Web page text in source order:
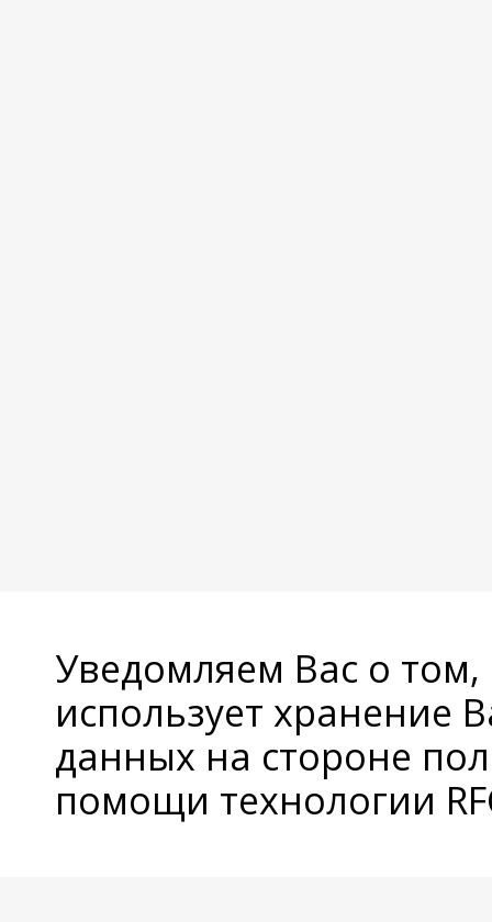
Уведомляем Вас о
использует хранение
данных на стороне
помощи технологии